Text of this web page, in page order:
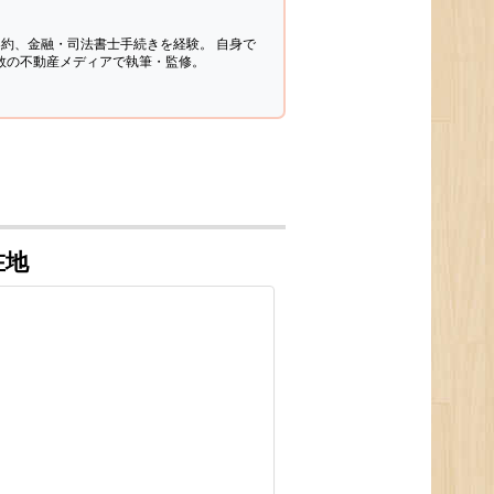
、金融・司法書士手続きを経験。 自身で
不動産メディアで執筆・監修。